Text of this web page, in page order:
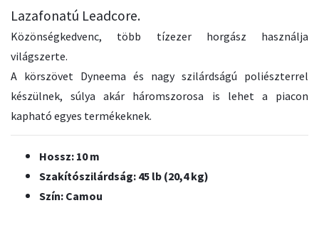
Lazafonatú Leadcore.
Közönségkedvenc, több tízezer horgász használja
világszerte.
A körszövet Dyneema és nagy szilárdságú poliészterrel
készülnek, súlya akár háromszorosa is lehet a piacon
kapható egyes termékeknek.
Hossz: 10 m
Szakítószilárdság: 45 lb (20,4 kg)
Szín: Camou